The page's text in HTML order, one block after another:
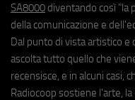
SA8000 diventando così "la
della comunicazione e
Dal punto di vista artistico e
ascolta tutto quello che
recensisce, e in alcuni casi,
Radiocoop sostiene l'arte,